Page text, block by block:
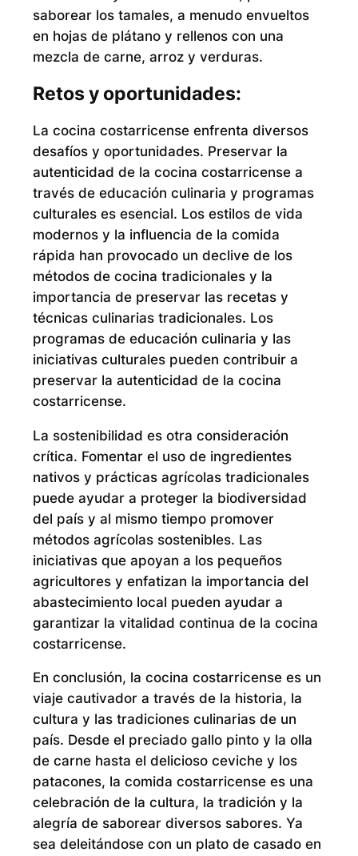
saborear los tamales, a menudo envueltos
en hojas de plátano y rellenos con una
mezcla de carne, arroz y verduras.
Retos y oportunidades:
La cocina costarricense enfrenta diversos
desafíos y oportunidades. Preservar la
autenticidad de la cocina costarricense a
través de educación culinaria y programas
culturales es esencial. Los estilos de vida
modernos y la influencia de la comida
rápida han provocado un declive de los
métodos de cocina tradicionales y la
importancia de preservar las recetas y
técnicas culinarias tradicionales. Los
programas de educación culinaria y las
iniciativas culturales pueden contribuir a
preservar la autenticidad de la cocina
costarricense.
La sostenibilidad es otra consideración
crítica. Fomentar el uso de ingredientes
nativos y prácticas agrícolas tradicionales
puede ayudar a proteger la biodiversidad
del país y al mismo tiempo promover
métodos agrícolas sostenibles. Las
iniciativas que apoyan a los pequeños
agricultores y enfatizan la importancia del
abastecimiento local pueden ayudar a
garantizar la vitalidad continua de la cocina
costarricense.
En conclusión, la cocina costarricense es un
viaje cautivador a través de la historia, la
cultura y las tradiciones culinarias de un
país. Desde el preciado gallo pinto y la olla
de carne hasta el delicioso ceviche y los
patacones, la comida costarricense es una
celebración de la cultura, la tradición y la
alegría de saborear diversos sabores. Ya
sea deleitándose con un plato de casado en